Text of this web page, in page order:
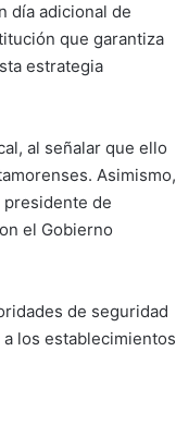
día adicional de
que garantiza
estrategia
al señalar que ello
Asimismo,
presidente de
el Gobierno
de seguridad
los establecimientos